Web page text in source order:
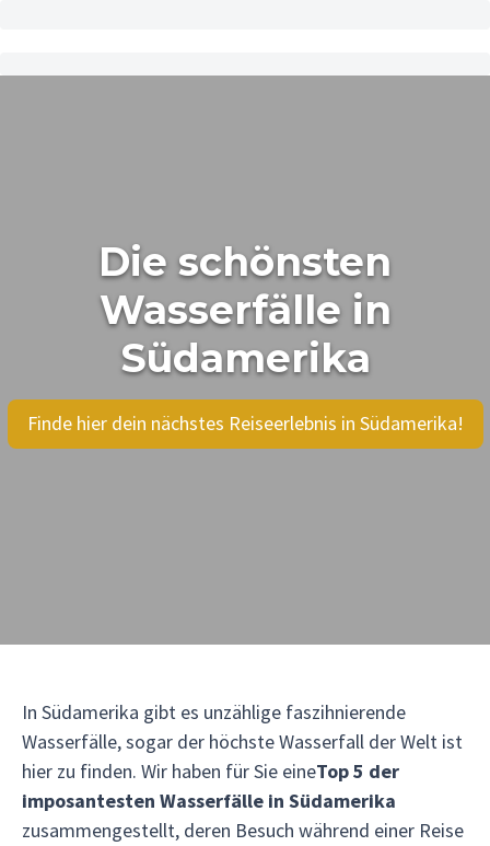
Die schönsten
Wasserfälle in
Südamerika
Finde hier dein nächstes Reiseerlebnis in Südamerika!
In Südamerika gibt es unzählige faszihnierende
Wasserfälle, sogar der höchste Wasserfall der Welt ist
hier zu finden. Wir haben für Sie eineTop 5 der
imposantesten Wasserfälle in Südamerika
zusammengestellt, deren Besuch während einer Reise